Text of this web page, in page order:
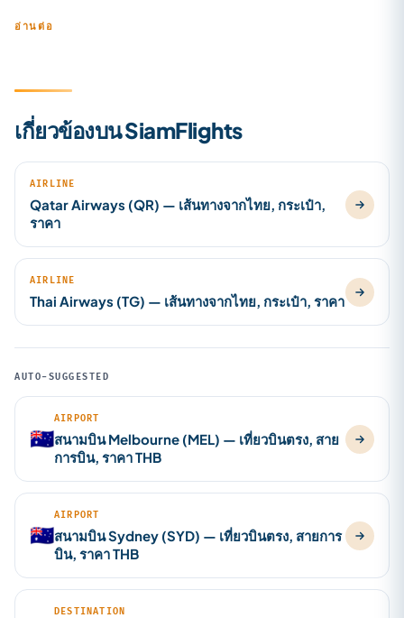
อ่านต่อ
เกี่ยวข้องบน SiamFlights
AIRLINE
Qatar Airways (QR) — เส้นทางจากไทย, กระเป๋า,
ราคา
AIRLINE
Thai Airways (TG) — เส้นทางจากไทย, กระเป๋า, ราคา
AUTO-SUGGESTED
🇦🇺
AIRPORT
สนามบิน Melbourne (MEL) — เที่ยวบินตรง, สาย
การบิน, ราคา THB
🇦🇺
AIRPORT
สนามบิน Sydney (SYD) — เที่ยวบินตรง, สายการ
บิน, ราคา THB
DESTINATION